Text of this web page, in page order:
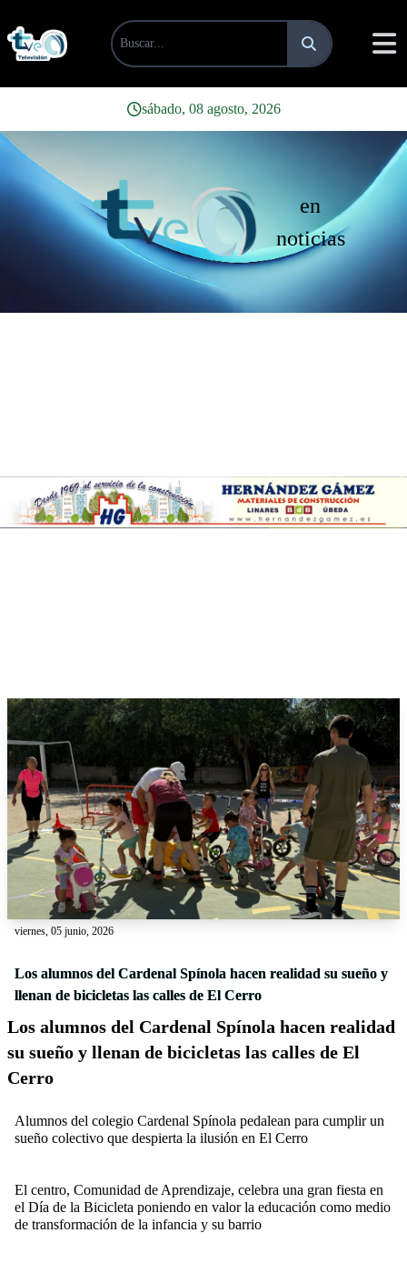
sábado, 08 agosto, 2026
en
noticias
viernes, 05 junio, 2026
Los alumnos del Cardenal Spínola hacen realidad su sueño y
llenan de bicicletas las calles de El Cerro
Los alumnos del Cardenal Spínola hacen realidad
su sueño y llenan de bicicletas las calles de El
Cerro
Alumnos del colegio Cardenal Spínola pedalean para cumplir un
sueño colectivo que despierta la ilusión en El Cerro
El centro, Comunidad de Aprendizaje, celebra una gran fiesta en
el Día de la Bicicleta poniendo en valor la educación como medio
de transformación de la infancia y su barrio